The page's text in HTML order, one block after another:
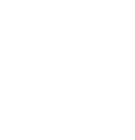
Aller au